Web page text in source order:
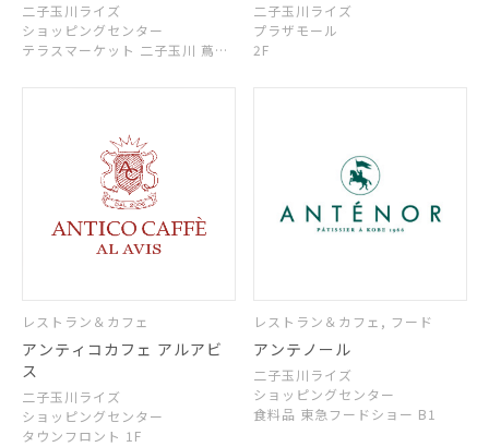
二子玉川ライズ
ショッピングセンター
テラスマーケット 二子玉川 蔦屋
二子玉川ライズ
プラザモール
2F
レストラン＆カフェ
アンティコカフェ アルアビ
ス
二子玉川ライズ
ショッピングセンター
タウンフロント 1F
レストラン＆カフェ, フード
アンテノール
二子玉川ライズ
ショッピングセンター
食料品 東急フードショー B1